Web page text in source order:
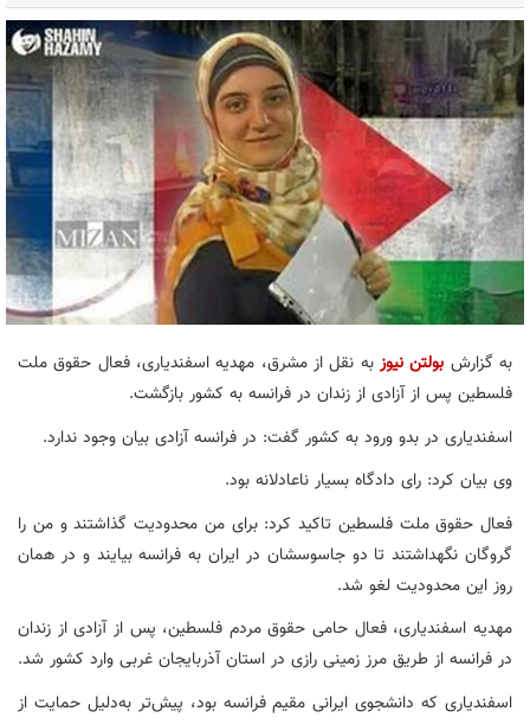
به گزارش بولتن نیوز به نقل از مشرق، مهدیه اسفندیاری، فعال حقوق ملت
فلسطین پس از آزادی از زندان در فرانسه به کشور بازگشت.
اسفندیاری در بدو ورود به کشور گفت: در فرانسه آزادی بیان وجود ندارد.
وی بیان کرد: رای دادگاه بسیار ناعادلانه بود.
فعال حقوق ملت فلسطین تاکید کرد: برای من محدودیت گذاشتند و من را
گروگان نگهداشتند تا دو جاسوسشان در ایران به فرانسه بیایند و در همان
روز این محدودیت لغو شد.
مهدیه اسفندیاری، فعال حامی حقوق مردم فلسطین، پس از آزادی از زندان
در فرانسه از طریق مرز زمینی رازی در استان آذربایجان غربی وارد کشور شد.
اسفندیاری که دانشجوی ایرانی مقیم فرانسه بود، پیش‌تر به‌دلیل حمایت از